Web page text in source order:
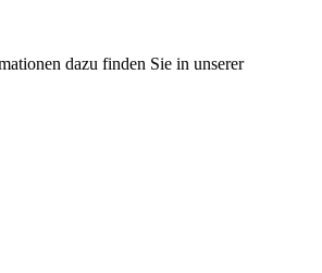
dazu finden Sie in unserer